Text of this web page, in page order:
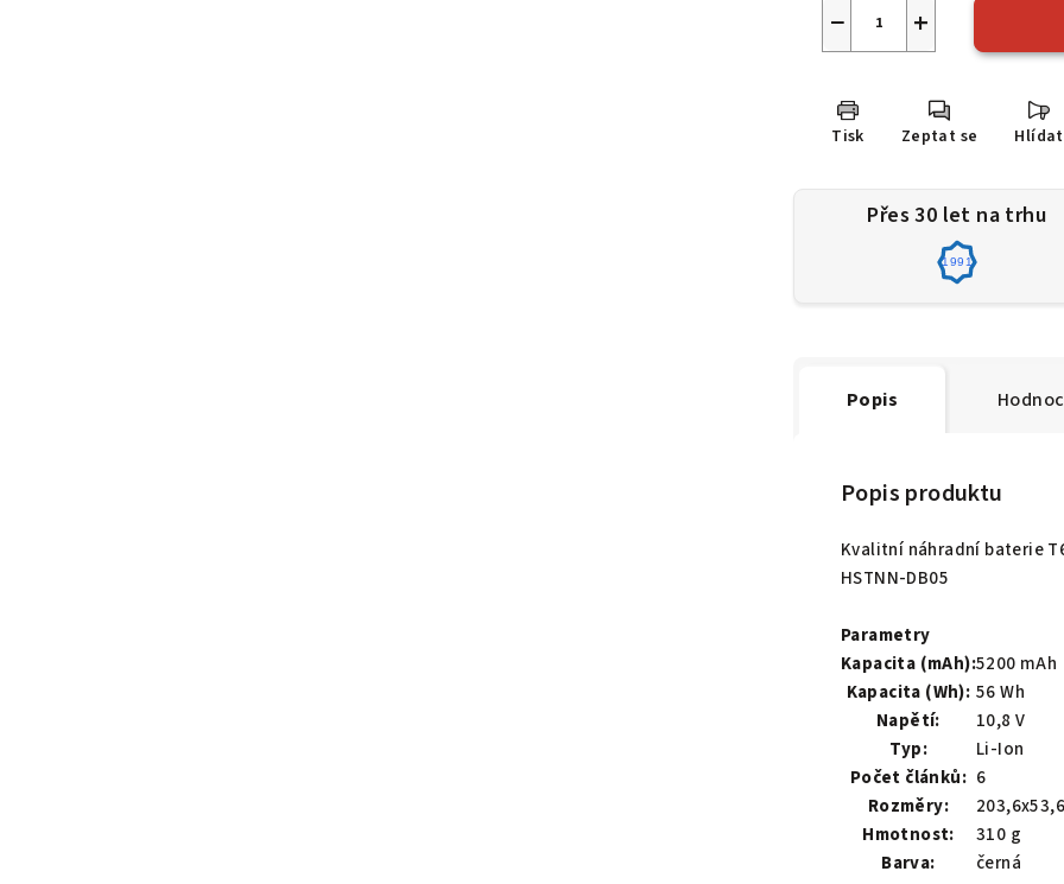
+
−
Tisk Zeptat se Hlídat
Přes 30 let na trhu
1991
Popis
Popis produktu
Kvalitní náhradní baterie
HSTNN-DB05
Parametry
Kapacita (mAh):5200 mAh
Kapacita (Wh): 56 Wh
Napětí:
10,8 V
Typ:
Li-Ion
Počet článků: 6
Rozměry:
Hmotnost:
310 g
Barva:
černá